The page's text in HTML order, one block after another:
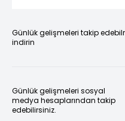
Günlük gelişmeleri takip
indirin
Günlük gelişmeleri sosyal
medya hesaplarından takip
edebilirsiniz.